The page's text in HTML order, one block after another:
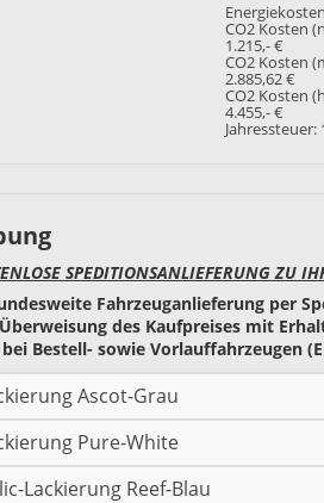
CO2 Kosten
1.215,- €
CO2 Kosten
2.885,62 €
CO2 Kosten
4.455,- €
Jahressteuer:
SPEDITIONSANLIEFERUNG ZU
Fahrzeuganlieferung per
des Kaufpreises mit
Bestell- sowie Vorlauffahrzeugen
Ascot-Grau
Pure-White
Lackierung Reef-Blau